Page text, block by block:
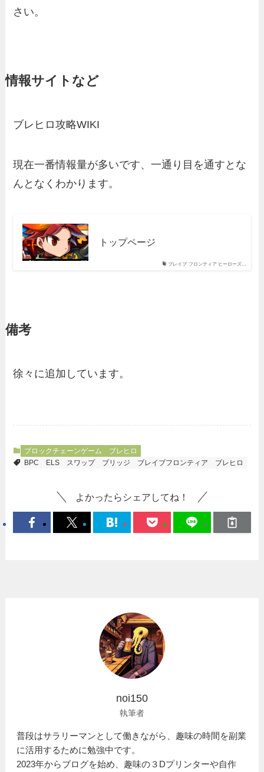
さい。
情報サイトなど
ブレヒロ攻略WIKI
現在一番情報量が多いです、一通り目を通すとな
んとなくわかります。
ブレイブ フロンティア ヒーローズ…
トップページ
備考
徐々に追加しています。
ブロックチェーンゲーム
ブレヒロ
BPC
ELS スワップ ブリッジ ブレイブフロンティア ブレヒロ
よかったらシェアしてね！
noi150
執筆者
普段はサラリーマンとして働きながら、趣味の時間を副業
に活用するために勉強中です。
2023年からブログを始め、趣味の３Dプリンターや自作